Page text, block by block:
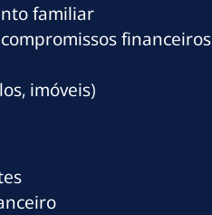
familiar
financeiros
imóveis)